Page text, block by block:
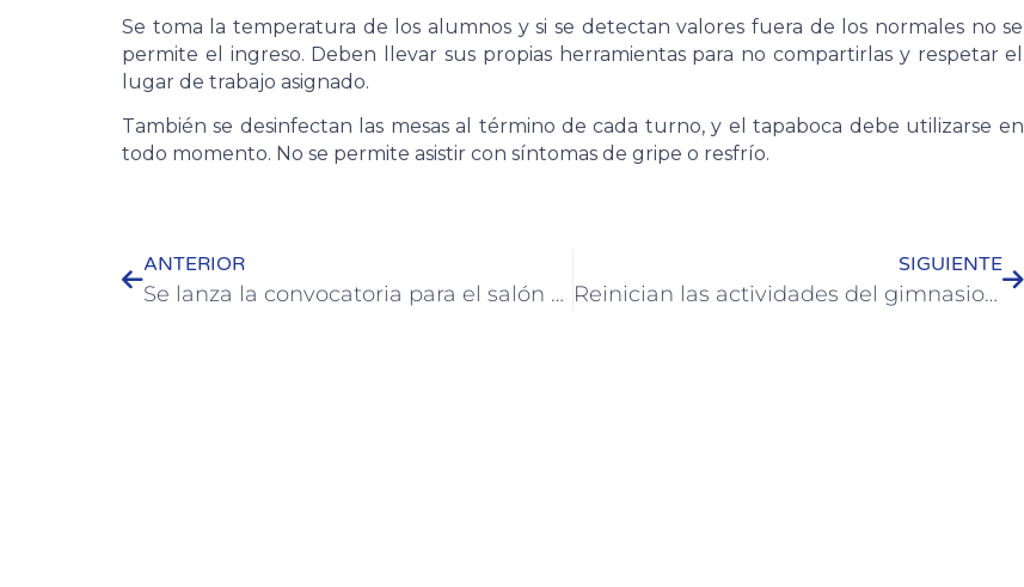
Se toma la temperatura de los alumnos y si se detectan valores fuera de los normales no se
permite el ingreso. Deben llevar sus propias herramientas para no compartirlas y respetar el
lugar de trabajo asignado.
También se desinfectan las mesas al término de cada turno, y el tapaboca debe utilizarse en
todo momento. No se permite asistir con síntomas de gripe o resfrío.
ANTERIOR
Se lanza la convocatoria para el salón anual de artistas plásticos
SIGUIENTE
Reinician las actividades del gimnasio municipal, karate y la escuela de atletismo